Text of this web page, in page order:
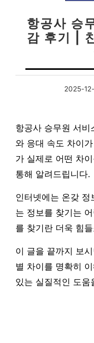
항공사 승
감 후기 |
2025-
항공사 승무원 서비
와 응대 속도 차이
가 실제로 어떤 차
통해 알려드립니다.
인터넷에는 온갖
는 정보를 찾기는
를 찾기란 더욱 힘
이 글을 끝까지 보
별 차이를 명확히
있는 실질적인 도움